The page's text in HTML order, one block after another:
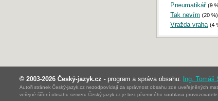
Pneumatikář (9
Tak nevím (20 %)
Vražda vraha (4
© 2003-2026 Český-jazyk.cz - program a správa obsahu: Ing. Tomáš
Autoři stránek Český-jazyk.cz nezodpovídají za správnost obsahu zde uveřejněných
veřejné šíření obsahu serveru Český-jazyk.cz je bez písemného souhlasu